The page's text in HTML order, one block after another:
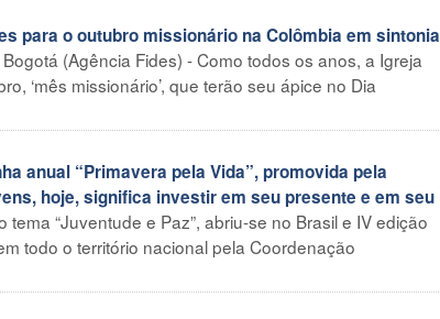
para o outubro missionário na Colômbia em sintonia
Bogotá (Agência Fides) - Como todos os anos, a Igreja
‘mês missionário’, que terão seu ápice no Dia
anual “Primavera pela Vida”, promovida pela
hoje, significa investir em seu presente e em seu
“Juventude e Paz”, abriu-se no Brasil e IV edição
todo o território nacional pela Coordenação